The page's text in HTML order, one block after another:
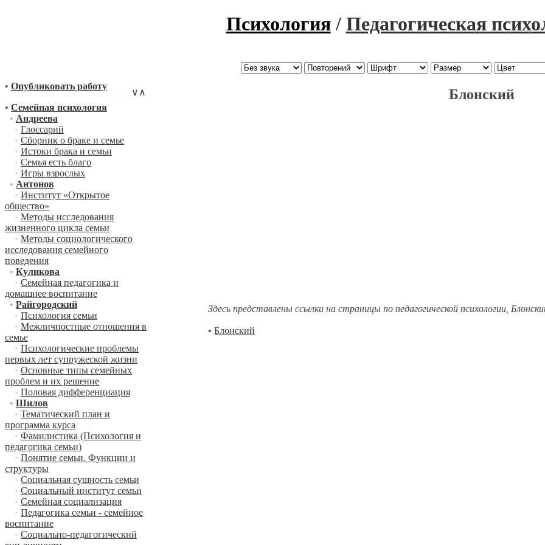
Психология/ Педагогическая
∨ ∧
• Опубликовать работу
• Семейная психология
• Андреева
• Глоссарий
• Сборник о браке и семье
• Истоки брака и семьи
• Семья есть благо
• Игры взрослых
• Антонов
• Институт «Открытое
общество»
• Методы исследования
жизненного цикла семьи
• Методы социологического
исследования семейного
поведения
• Куликова
• Семейная педагогика и
домашнее воспитание
• Райгородский
• Психология семьи
• Межличностные отношения в
семье
• Психологические проблемы
первых лет супружеской жизни
• Основные типы семейных
проблем и их решение
• Половая дифференциация
• Шилов
• Тематический план и
программа курса
• Фамилистика (Психология и
педагогика семьи)
• Понятие семьи. Функции и
структуры
• Социальная сущность семьи
• Социальный институт семьи
• Семейная социализация
• Педагогика семьи - семейное
воспитание
• Социально-педагогический
Блонский
Здесь представлены ссылки на страницы по педагогической психологии,
•Блонский